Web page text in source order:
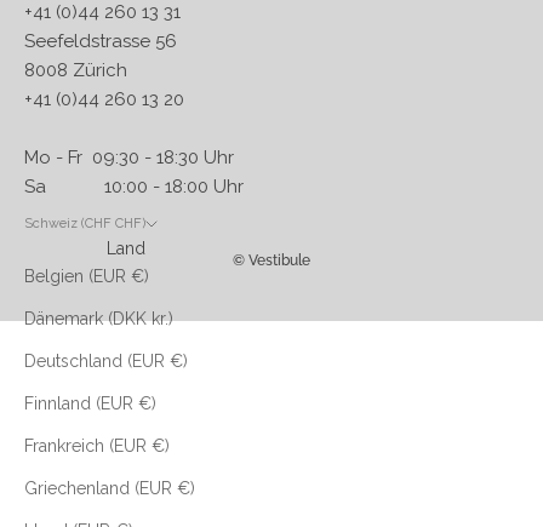
+41 (0)44 260 13 31
Seefeldstrasse 56
8008 Zürich
+41 (0)44 260 13 20
Mo - Fr 09:30 - 18:30 Uhr
Sa 10:00 - 18:00 Uhr
Schweiz (CHF CHF)
Land
Belgien (EUR €)
Dänemark (DKK kr.)
Deutschland (EUR €)
Finnland (EUR €)
Frankreich (EUR €)
Griechenland (EUR €)
© Vestibule